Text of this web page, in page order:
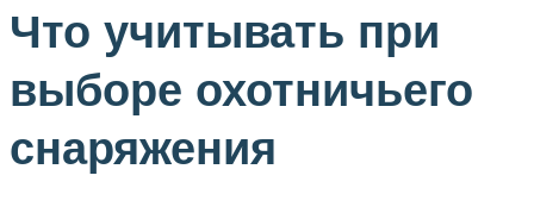
Что учитывать при
выборе охотничьего
снаряжения